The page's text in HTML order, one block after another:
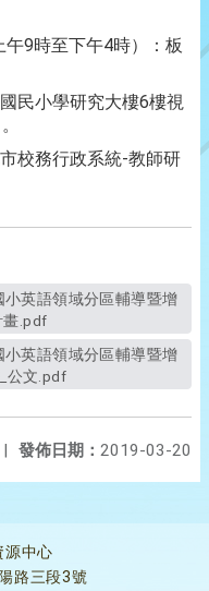
午9時至下午4時）：板
民小學研究大樓6樓視
校務行政系統-教師研
畫.pdf
公文.pdf
發佈日期： 2019-03-20
|
源中心
路三段3號